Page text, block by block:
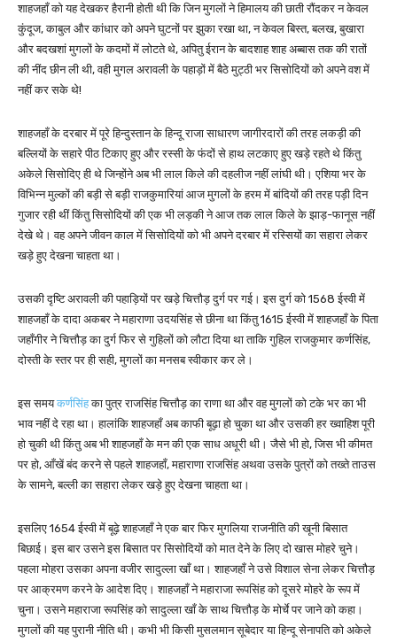
शाहजहाँ को यह देखकर हैरानी होती थी कि जिन मुगलों ने हिमालय की छाती रौंदकर न केवल
कुंदूज, काबुल और कांधार को अपने घुटनों पर झुका रखा था, न केवल बिस्त, बलख, बुखारा
और बदखशां मुगलों के कदमों में लोटते थे, अपितु ईरान के बादशाह शाह अब्बास तक की रातों
की नींद छीन ली थी, वही मुगल अरावली के पहाड़ों में बैठे मुट्ठी भर सिसोदियों को अपने वश में
नहीं कर सके थे!
शाहजहाँ के दरबार में पूरे हिन्दुस्तान के हिन्दू राजा साधारण जागीरदारों की तरह लकड़ी की
बल्लियों के सहारे पीठ टिकाए हुए और रस्सी के फंदों से हाथ लटकाए हुए खड़े रहते थे किंतु
अकेले सिसोदिए ही थे जिन्होंने अब भी लाल किले की दहलीज नहीं लांघी थी। एशिया भर के
विभिन्न मुल्कों की बड़ी से बड़ी राजकुमारियां आज मुगलों के हरम में बांदियों की तरह पड़ी दिन
गुजार रही थीं किंतु सिसोदियों की एक भी लड़की ने आज तक लाल किले के झाड़-फानूस नहीं
देखे थे। वह अपने जीवन काल में सिसोदियों को भी अपने दरबार में रस्सियों का सहारा लेकर
खड़े हुए देखना चाहता था।
उसकी दृष्टि अरावली की पहाड़ियों पर खड़े चित्तौड़ दुर्ग पर गई। इस दुर्ग को 1568 ईस्वी में
शाहजहाँ के दादा अकबर ने महाराणा उदयसिंह से छीना था किंतु 1615 ईस्वी में शाहजहाँ के पिता
जहाँगीर ने चित्तौड़ का दुर्ग फिर से गुहिलों को लौटा दिया था ताकि गुहिल राजकुमार कर्णसिंह,
दोस्ती के स्तर पर ही सही, मुगलों का मनसब स्वीकार कर ले।
इस समयकर्णसिंहका पुत्र राजसिंह चित्तौड़ का राणा था और वह मुगलों को टके भर का भी
भाव नहीं दे रहा था। हालांकि शाहजहाँ अब काफी बूढ़ा हो चुका था और उसकी हर ख्वाहिश पूरी
हो चुकी थी किंतु अब भी शाहजहाँ के मन की एक साध अधूरी थी। जैसे भी हो, जिस भी कीमत
पर हो, आँखें बंद करने से पहले शाहजहाँ, महाराणा राजसिंह अथवा उसके पुत्रों को तख्ते ताउस
के सामने, बल्ली का सहारा लेकर खड़े हुए देखना चाहता था।
इसलिए 1654 ईस्वी में बूढ़े शाहजहाँ ने एक बार फिर मुगलिया राजनीति की खूनी बिसात
बिछाई। इस बार उसने इस बिसात पर सिसोदियों को मात देने के लिए दो खास मोहरे चुने।
पहला मोहरा उसका अपना वजीर सादुल्ला खाँ था। शाहजहाँ ने उसे विशाल सेना लेकर चित्तौड़
पर आक्रमण करने के आदेश दिए। शाहजहाँ ने महाराजा रूपसिंह को दूसरे मोहरे के रूप में
चुना। उसने महाराजा रूपसिंह को सादुल्ला खाँ के साथ चित्तौड़ के मोर्चे पर जाने को कहा।
मुगलों की यह पुरानी नीति थी। कभी भी किसी मुसलमान सूबेदार या हिन्दू सेनापति को अकेले